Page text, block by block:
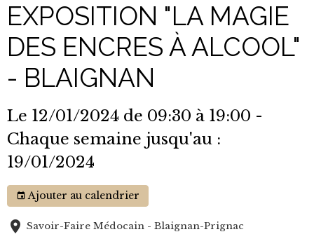
EXPOSITION "LA MAGIE
DES ENCRES À ALCOOL"
- BLAIGNAN
Le 12/01/2024 de 09:30 à 19:00 -
Chaque semaine jusqu'au :
19/01/2024
Ajouter au calendrier
Savoir-Faire Médocain - Blaignan-Prignac